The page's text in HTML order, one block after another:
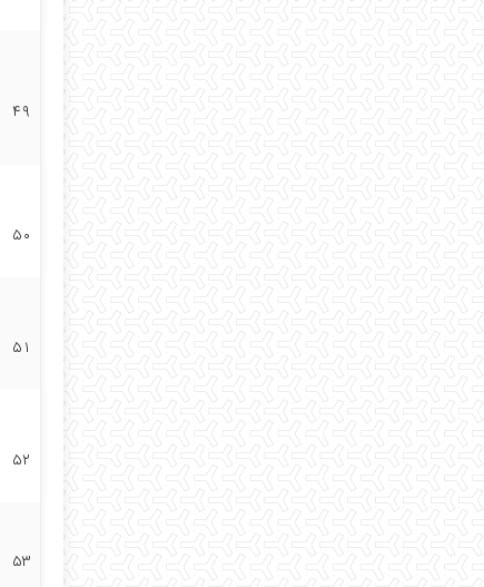
۴۹
۵۰
۵۱
۵۲
۵۳